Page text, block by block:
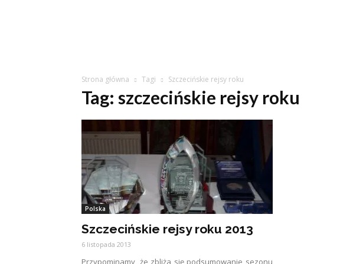
Strona główna Tagi Szczecińskie rejsy roku
Tag: szczecińskie rejsy roku
Polska
Szczecińskie rejsy roku 2013
6 listopada 2013
Przypominamy, że zbliża się podsumowanie sezonu